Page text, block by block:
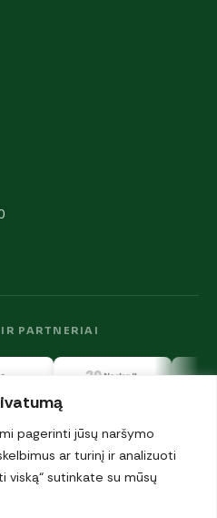
pagerinti jūsų naršymo
ar turinį ir analizuoti
viską“ sutinkate su mūsų
PARTNERIAI
Visos teisės saugomos.